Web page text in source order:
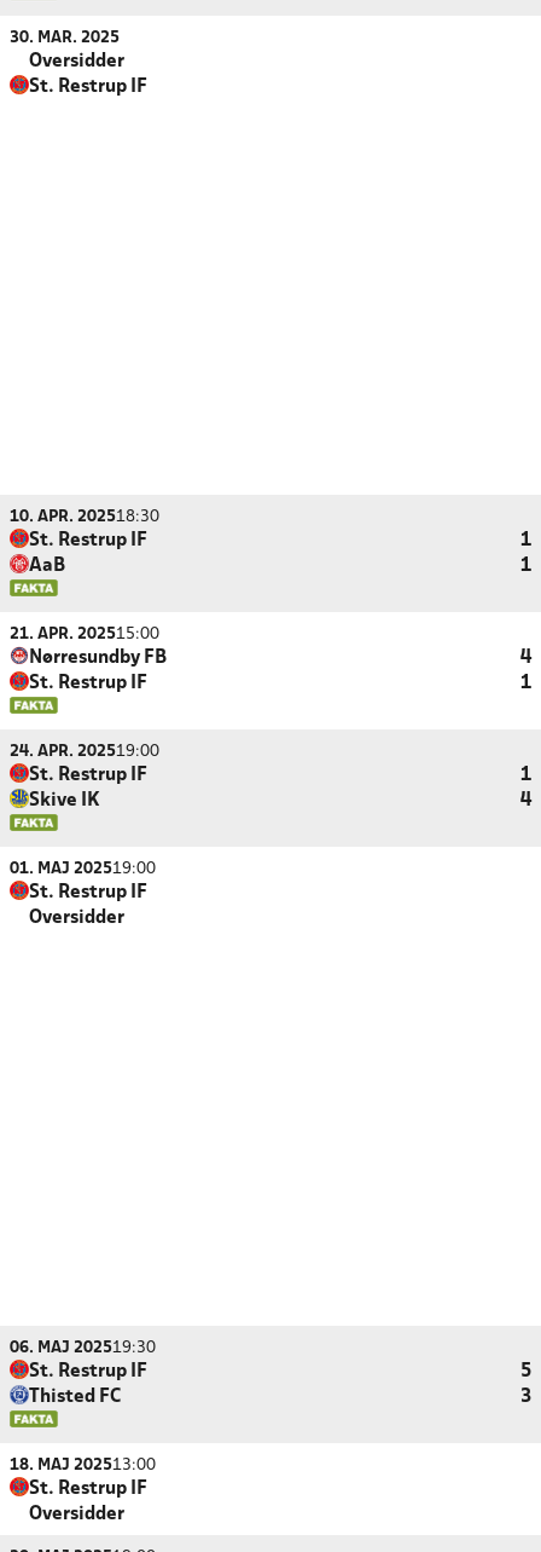
30. MAR. 2025
Oversidder
St. Restrup IF
10. APR. 202518:30
St. Restrup IF
1
AaB
1
21. APR. 202515:00
Nørresundby FB
4
St. Restrup IF
1
24. APR. 202519:00
St. Restrup IF
1
Skive IK
4
01. MAJ 202519:00
St. Restrup IF
Oversidder
06. MAJ 202519:30
St. Restrup IF
5
Thisted FC
3
18. MAJ 202513:00
St. Restrup IF
Oversidder